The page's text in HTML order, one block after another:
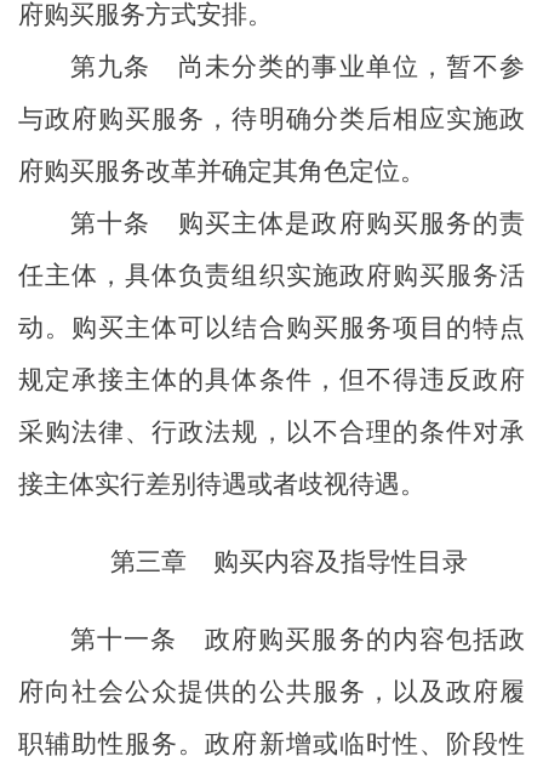
府购买服务方式安排。
第九条
尚未分类的事业单位，暂不参
与政府购买服务，待明确分类后相应实施政
府购买服务改革并确定其角色定位。
第十条
购买主体是政府购买服务的责
任主体，具体负责组织实施政府购买服务活
动。购买主体可以结合购买服务项目的特点
规定承接主体的具体条件，但不得违反政府
采购法律、行政法规，以不合理的条件对承
接主体实行差别待遇或者歧视待遇。
第三章 购买内容及指导性目录
第十一条
政府购买服务的内容包括政
府向社会公众提供的公共服务，以及政府履
职辅助性服务。政府新增或临时性、阶段性